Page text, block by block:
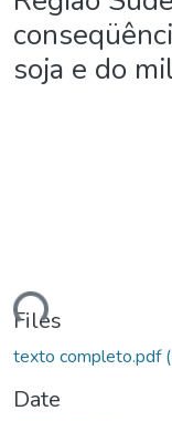
soja e do
Loading...
Files
texto completo.pdf
Date